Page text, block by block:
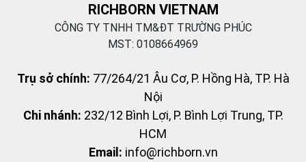
RICHBORN VIETNAM
CÔNG TY TNHH TM&ĐT TRƯỜNG PHÚC
MST: 0108664969
Trụ sở chính: 77/264/21 Âu Cơ, P. Hồng Hà, TP. Hà
Nội
Chi nhánh: 232/12 Bình Lợi, P. Bình Lợi Trung, TP.
HCM
Email: info@richborn.vn